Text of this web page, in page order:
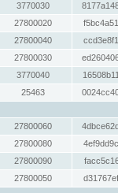
3770030
27800020
27800040
27800030
3770040
25463
27800060
27800080
27800090
27800050